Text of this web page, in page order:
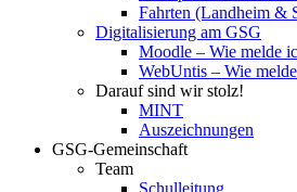
Fahrten (Landheim &
Digitalisierung am GSG
Moodle – Wie melde
WebUntis – Wie
Darauf sind wir stolz!
MINT
Auszeichnungen
GSG-Gemeinschaft
Team
Schulleitung